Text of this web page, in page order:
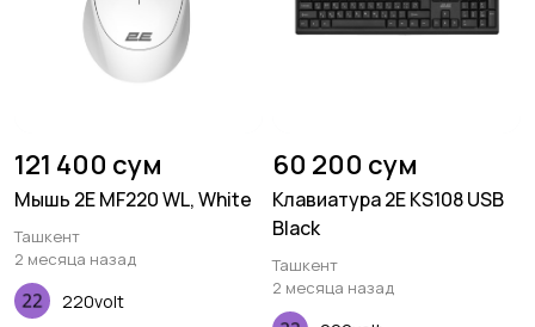
121 400 сум
Мышь 2E MF220 WL, White
Ташкент
2 месяца назад
220volt
60 200 сум
Клавиатура 2E KS108 USB
Black
Ташкент
2 месяца назад